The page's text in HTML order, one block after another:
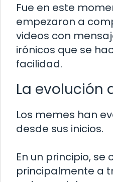
Fue en este
empezaron a
videos con
irónicos que se
facilidad.
La evolución
Los memes han
desde sus inicios.
En un principio,
principalmente a